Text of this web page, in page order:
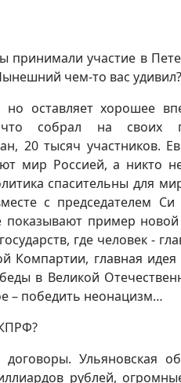
принимали участие в
чем-то вас
оставляет хорошее
собрал на своих
20 тысяч участников.
мир Россией, а никто не
спасительны для
с председателем Си
пример новой
где человек -
Компартии, главная
в Великой
– победить неонацизм…
Ульяновская
рублей,